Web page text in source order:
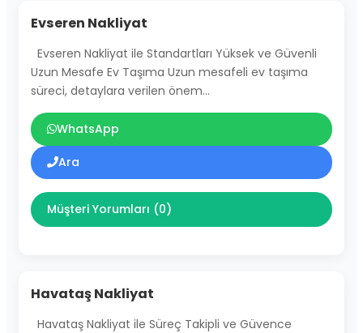
Evseren Nakliyat
Evseren Nakliyat ile Standartları Yüksek ve Güvenli
Uzun Mesafe Ev Taşıma Uzun mesafeli ev taşıma
süreci, detaylara verilen önem…
WhatsApp
Ara
Müşteri Yorumları (0)
Havataş Nakliyat
Havataş Nakliyat ile Süreç Takipli ve Güvence